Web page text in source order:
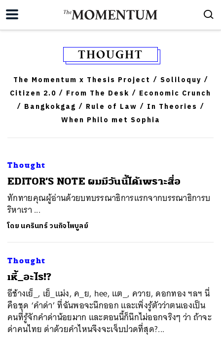
THOUGHT
The Momentum x Thesis Project / Soliloquy /
Citizen 2.0 / From The Desk / Economic Crunch
/ Bangkokgag / Rule of Law / In Theories /
When Philo met Sophia
Thought
EDITOR’S NOTE ผมมีวันนี้ได้เพราะสื่อ
ทักทายคุณผู้อ่านด้วยบทบรรณาธิการแรกจากบรรณาธิการบ
ริหาเรา ...
โดย นครินทร์ วนกิจไพบูลย์
Thought
เหี้_อะไร!?
อีช้างเย็_, เย็_แม่ง, ค_ย, hee, แต_, ควาย, ดอกทอง ฯลฯ นี่
คือชุด ‘คำด่า’ ที่ฉันพอจะนึกออก และเพิ่งรู้ตัวว่าตนเองเป็น
คนที่รู้จักคำด่าน้อยมาก และตอนนี้ก็นึกไม่ออกจริงๆ ว่า ถ้าจะ
ด่าคนไทย ด่าด้วยคำไหนจึงจะเจ็บปวดที่สุด?...